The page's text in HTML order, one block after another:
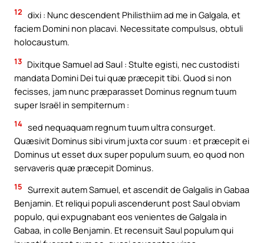
12 dixi : Nunc descendent Philisthiim ad me in Galgala, et
faciem Domini non placavi. Necessitate compulsus, obtuli
holocaustum.
13 Dixitque Samuel ad Saul : Stulte egisti, nec custodisti
mandata Domini Dei tui quæ præcepit tibi. Quod si non
fecisses, jam nunc præparasset Dominus regnum tuum
super Israël in sempiternum :
14 sed nequaquam regnum tuum ultra consurget.
Quæsivit Dominus sibi virum juxta cor suum : et præcepit ei
Dominus ut esset dux super populum suum, eo quod non
servaveris quæ præcepit Dominus.
15 Surrexit autem Samuel, et ascendit de Galgalis in Gabaa
Benjamin. Et reliqui populi ascenderunt post Saul obviam
populo, qui expugnabant eos venientes de Galgala in
Gabaa, in colle Benjamin. Et recensuit Saul populum qui